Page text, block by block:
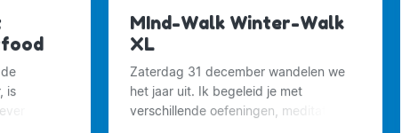
is
MInd-Walk Winter-Walk
XL
Zaterdag 31 december wandelen we
het jaar uit. Ik begeleid je met
verschillende oefeningen, meditaties